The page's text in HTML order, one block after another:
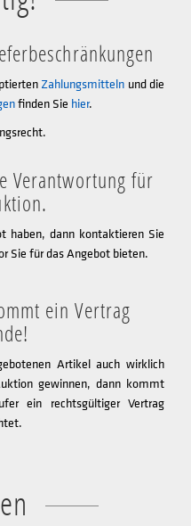
Zahlungsmitteln und die
finden Sie hier.
Verantwortung für
haben, dann kontaktieren Sie
Sie für das Angebot bieten.
ein Vertrag
Artikel auch wirklich
gewinnen, dann kommt
ein rechtsgültiger Vertrag